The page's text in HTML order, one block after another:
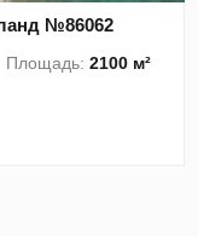
№86062
Площадь:2100 м²